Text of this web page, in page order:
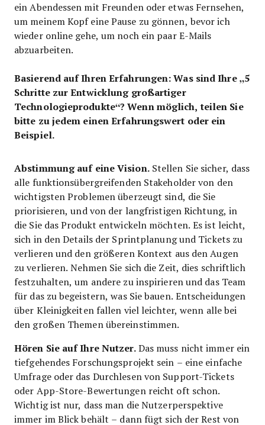
ein Abendessen mit Freunden oder etwas Fernsehen,
um meinem Kopf eine Pause zu gönnen, bevor ich
wieder online gehe, um noch ein paar E-Mails
abzuarbeiten.
Basierend auf Ihren Erfahrungen: Was sind Ihre „5
Schritte zur Entwicklung großartiger
Technologieprodukte“? Wenn möglich, teilen Sie
bitte zu jedem einen Erfahrungswert oder ein
Beispiel.
Abstimmung auf eine Vision.Stellen Sie sicher, dass
alle funktionsübergreifenden Stakeholder von den
wichtigsten Problemen überzeugt sind, die Sie
priorisieren, und von der langfristigen Richtung, in
die Sie das Produkt entwickeln möchten. Es ist leicht,
sich in den Details der Sprintplanung und Tickets zu
verlieren und den größeren Kontext aus den Augen
zu verlieren. Nehmen Sie sich die Zeit, dies schriftlich
festzuhalten, um andere zu inspirieren und das Team
für das zu begeistern, was Sie bauen. Entscheidungen
über Kleinigkeiten fallen viel leichter, wenn alle bei
den großen Themen übereinstimmen.
Hören Sie auf Ihre Nutzer.Das muss nicht immer ein
tiefgehendes Forschungsprojekt sein – eine einfache
Umfrage oder das Durchlesen von Support-Tickets
oder App-Store-Bewertungen reicht oft schon.
Wichtig ist nur, dass man die Nutzerperspektive
immer im Blick behält – dann fügt sich der Rest von